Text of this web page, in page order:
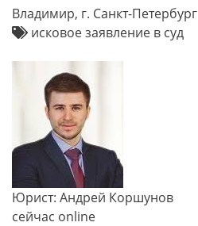
Владимир, г. Санкт-Петербург
исковое заявление в суд
Юрист: Андрей Коршунов
сейчас online